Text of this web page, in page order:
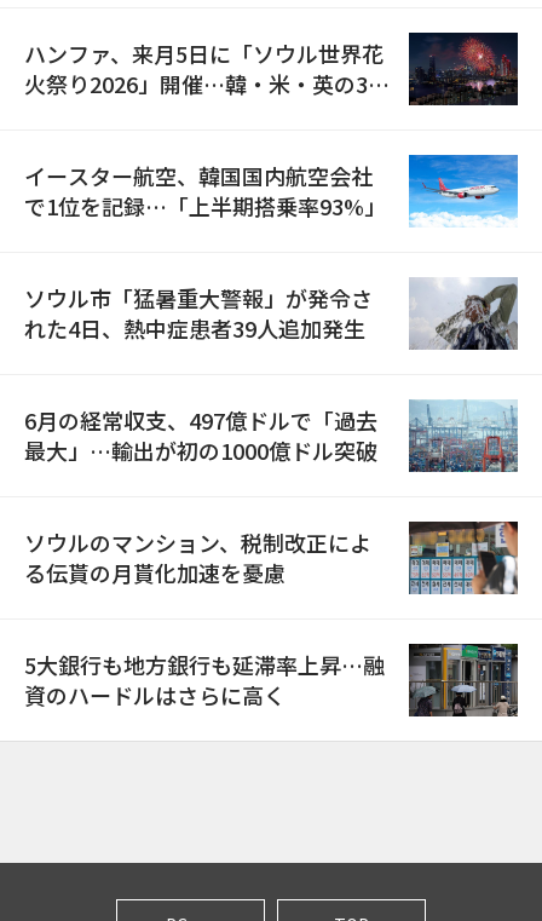
ハンファ、来月5日に「ソウル世界花
火祭り2026」開催…韓・米・英の3カ
イースター航空、韓国国内航空会社
で1位を記録…「上半期搭乗率93%」
ソウル市「猛暑重大警報」が発令さ
れた4日、熱中症患者39人追加発生
6月の経常収支、497億ドルで「過去
最大」…輸出が初の1000億ドル突破
ソウルのマンション、税制改正によ
る伝貰の月貰化加速を憂慮
5大銀行も地方銀行も延滞率上昇…融
資のハードルはさらに高く